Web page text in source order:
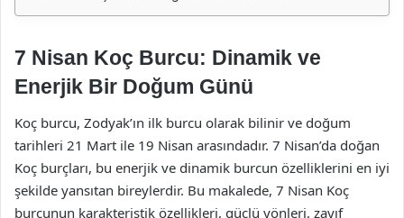
7 Nisan Koç Burcu: Dinamik ve
Enerjik Bir Doğum Günü
Koç burcu, Zodyak’ın ilk burcu olarak bilinir ve doğum
tarihleri 21 Mart ile 19 Nisan arasındadır. 7 Nisan’da doğan
Koç burçları, bu enerjik ve dinamik burcun özelliklerini en iyi
şekilde yansıtan bireylerdir. Bu makalede, 7 Nisan Koç
burcunun karakteristik özellikleri, güçlü yönleri, zayıf